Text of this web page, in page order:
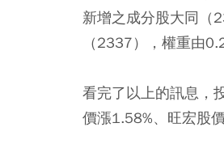
新增之成分股大同（
（2337），權重由
看完了以上的訊息，
價漲1.58%、旺宏股